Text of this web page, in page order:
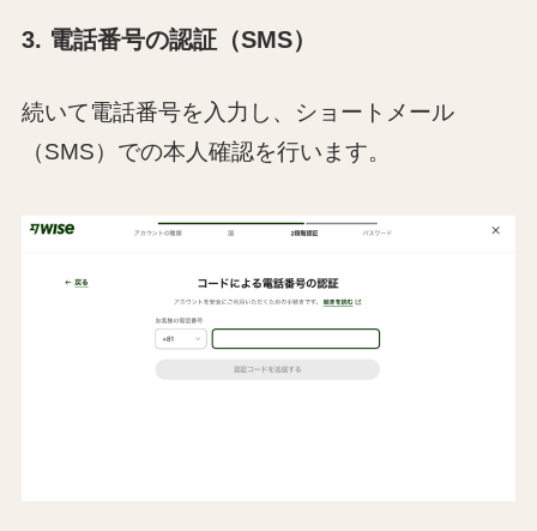
3. 電話番号の認証（SMS）
続いて電話番号を入力し、ショートメール
（SMS）での本人確認を行います。